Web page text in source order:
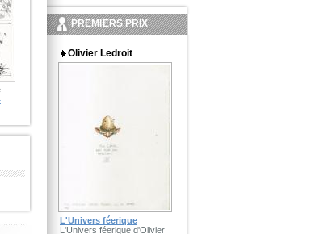
PREMIERS PRIX
Olivier Ledroit
L'Univers féerique
L'Univers féerique d'Olivier